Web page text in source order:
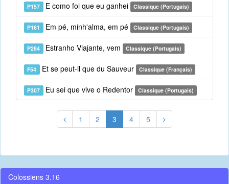
P157 E como foi que eu ganhei Classique (Portugais)
P161 Em pé, minh'alma, em pé Classique (Portugais)
P284 Estranho Viajante, vem Classique (Portugais)
F54 Et se peut-il que du Sauveur Classique (Français)
P307 Eu sei que vive o Redentor Classique (Portugais)
1 2 3 4 5
Colossiens 3.16